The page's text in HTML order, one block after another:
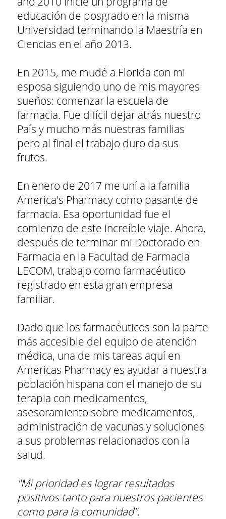
educación de posgrado en la misma
Universidad terminando la Maestría en
Ciencias en el año 2013.
En 2015, me mudé a Florida con mi
esposa siguiendo uno de mis mayores
sueños: comenzar la escuela de
farmacia. Fue difícil dejar atrás nuestro
País y mucho más nuestras familias
pero al final el trabajo duro da sus
frutos.
En enero de 2017 me uní a la familia
America's Pharmacy como pasante de
farmacia. Esa oportunidad fue el
comienzo de este increíble viaje. Ahora,
después de terminar mi Doctorado en
Farmacia en la Facultad de Farmacia
LECOM, trabajo como farmacéutico
registrado en esta gran empresa
familiar.
Dado que los farmacéuticos son la parte
más accesible del equipo de atención
médica, una de mis tareas aquí en
Americas Pharmacy es ayudar a nuestra
población hispana con el manejo de su
terapia con medicamentos,
asesoramiento sobre medicamentos,
administración de vacunas y soluciones
a sus problemas relacionados con la
salud.
"Mi prioridad es lograr resultados
positivos tanto para nuestros pacientes
como para la comunidad".